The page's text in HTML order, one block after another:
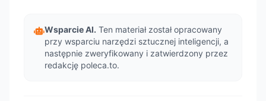
Wsparcie AI. Ten materiał został opracowany
przy wsparciu narzędzi sztucznej inteligencji, a
następnie zweryfikowany i zatwierdzony przez
redakcję poleca.to.